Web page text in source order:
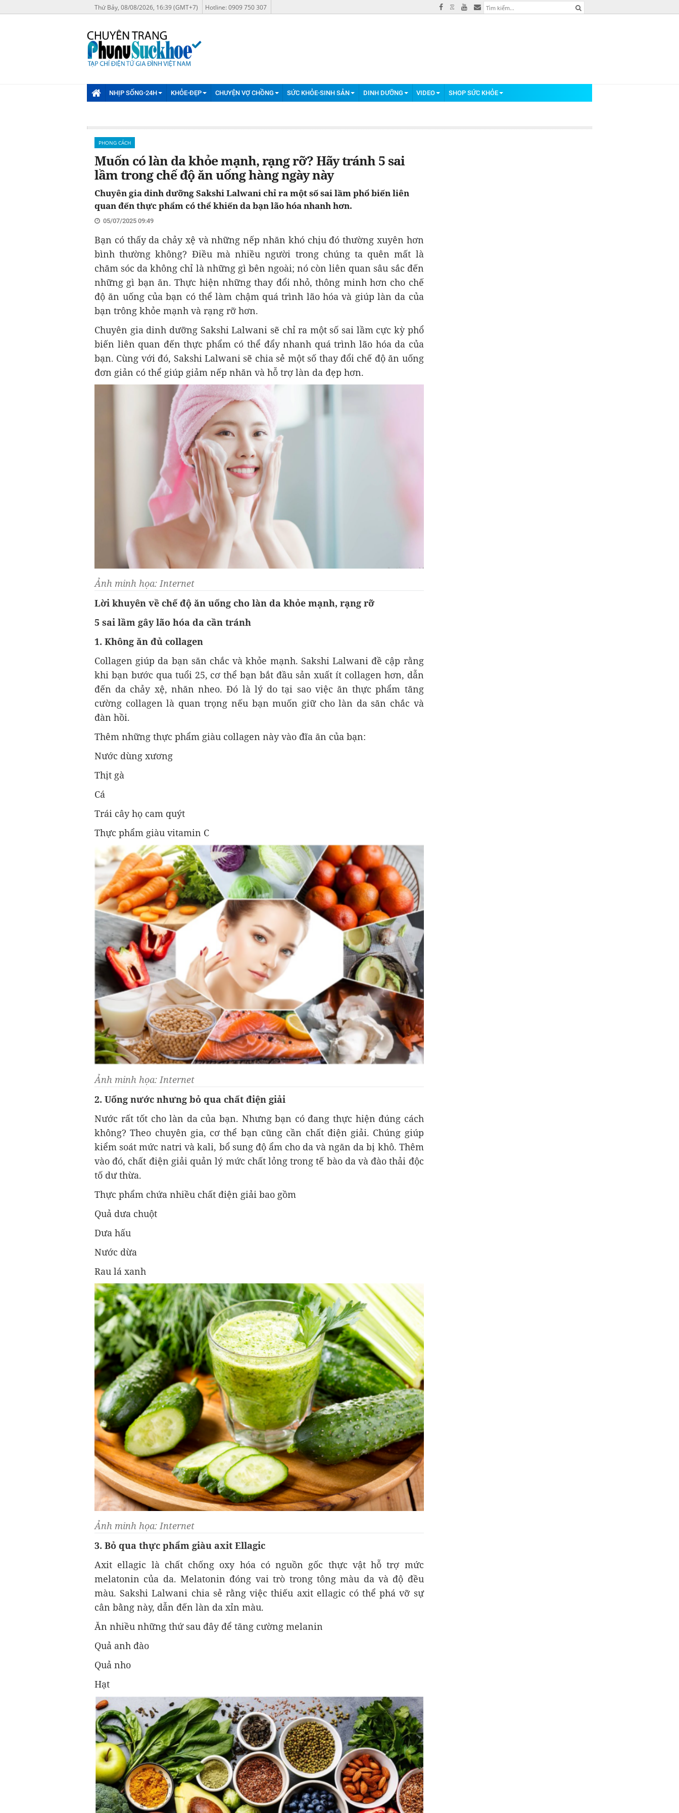
Thứ Bảy, 08/08/2026, 16:39 (GMT+7) Hotline: 0909 750 307
NHỊP SỐNG-24H KHỎE-ĐẸP CHUYỆN VỢ CHỒNG SỨC KHỎE-SINH SẢN DINH DƯỠNG VIDEO SHOP SỨC KHỎE
PHONG CÁCH
Muốn có làn da khỏe mạnh, rạng rỡ? Hãy tránh 5 sai
lầm trong chế độ ăn uống hàng ngày này
Chuyên gia dinh dưỡng Sakshi Lalwani chỉ ra một số sai lầm phổ biến liên
quan đến thực phẩm có thể khiến da bạn lão hóa nhanh hơn.
05/07/2025 09:49
Bạn có thấy da chảy xệ và những nếp nhăn khó chịu đó thường xuyên hơn
bình thường không? Điều mà nhiều người trong chúng ta quên mất là
chăm sóc da không chỉ là những gì bên ngoài; nó còn liên quan sâu sắc đến
những gì bạn ăn. Thực hiện những thay đổi nhỏ, thông minh hơn cho chế
độ ăn uống của bạn có thể làm chậm quá trình lão hóa và giúp làn da của
bạn trông khỏe mạnh và rạng rỡ hơn.
Chuyên gia dinh dưỡng Sakshi Lalwani sẽ chỉ ra một số sai lầm cực kỳ phổ
biến liên quan đến thực phẩm có thể đẩy nhanh quá trình lão hóa da của
bạn. Cùng với đó, Sakshi Lalwani sẽ chia sẻ một số thay đổi chế độ ăn uống
đơn giản có thể giúp giảm nếp nhăn và hỗ trợ làn da đẹp hơn.
Ảnh minh họa: Internet
Lời khuyên về chế độ ăn uống cho làn da khỏe mạnh, rạng rỡ
5 sai lầm gây lão hóa da cần tránh
1. Không ăn đủ collagen
Collagen giúp da bạn săn chắc và khỏe mạnh. Sakshi Lalwani đề cập rằng
khi bạn bước qua tuổi 25, cơ thể bạn bắt đầu sản xuất ít collagen hơn, dẫn
đến da chảy xệ, nhăn nheo. Đó là lý do tại sao việc ăn thực phẩm tăng
cường collagen là quan trọng nếu bạn muốn giữ cho làn da săn chắc và
đàn hồi.
Thêm những thực phẩm giàu collagen này vào đĩa ăn của bạn:
Nước dùng xương
Thịt gà
Cá
Trái cây họ cam quýt
Thực phẩm giàu vitamin C
Ảnh minh họa: Internet
2. Uống nước nhưng bỏ qua chất điện giải
Nước rất tốt cho làn da của bạn. Nhưng bạn có đang thực hiện đúng cách
không? Theo chuyên gia, cơ thể bạn cũng cần chất điện giải. Chúng giúp
kiểm soát mức natri và kali, bổ sung độ ẩm cho da và ngăn da bị khô. Thêm
vào đó, chất điện giải quản lý mức chất lỏng trong tế bào da và đào thải độc
tố dư thừa.
Thực phẩm chứa nhiều chất điện giải bao gồm
Quả dưa chuột
Dưa hấu
Nước dừa
Rau lá xanh
Ảnh minh họa: Internet
3. Bỏ qua thực phẩm giàu axit Ellagic
Axit ellagic là chất chống oxy hóa có nguồn gốc thực vật hỗ trợ mức
melatonin của da. Melatonin đóng vai trò trong tông màu da và độ đều
màu. Sakshi Lalwani chia sẻ rằng việc thiếu axit ellagic có thể phá vỡ sự
cân bằng này, dẫn đến làn da xỉn màu.
Ăn nhiều những thứ sau đây để tăng cường melanin
Quả anh đào
Quả nho
Hạt